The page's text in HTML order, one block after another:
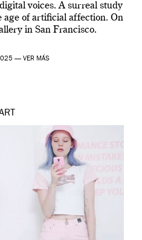
voices. A surreal study
age of artificial affection. On
in San Francisco.
— VER MÁS